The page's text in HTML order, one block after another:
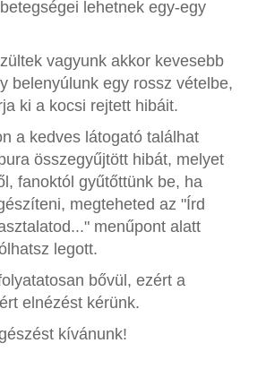
lehetnek egy-egy
vagyunk akkor kevesebb
belenyúlunk egy rossz vételbe,
ki a kocsi rejtett hibáit.
a kedves látogató találhat
összegyűjtött hibát, melyet
fanoktól gyűtőttünk be, ha
megteheted az "Írd
menűpont alatt
legott.
bővül, ezért a
elnézést kérünk.
kívánunk!